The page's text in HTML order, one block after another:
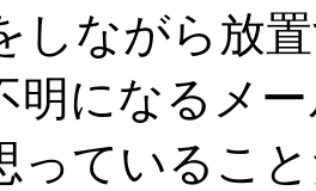
しながら放
明になるメ
っているこ